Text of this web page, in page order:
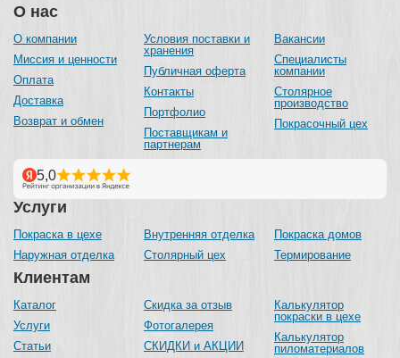
О нас
О компании
Миссия и ценности
Оплата
Доставка
Возврат и обмен
Условия поставки и
хранения
Публичная оферта
Контакты
Портфолио
Поставщикам и
партнерам
Вакансии
Специалисты
компании
Столярное
производство
Покрасочный цех
Услуги
Покраска в цехе
Наружная отделка
Внутренняя отделка
Столярный цех
Покраска домов
Термирование
Клиентам
Каталог
Услуги
Статьи
Скидка за отзыв
Фотогалерея
СКИДКИ и АКЦИИ
Калькулятор
покраски в цехе
Калькулятор
пиломатериалов